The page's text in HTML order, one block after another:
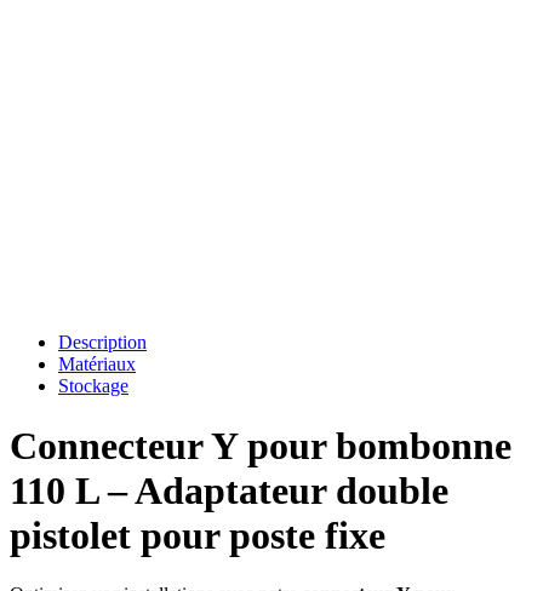
Description
Matériaux
Stockage
Connecteur Y pour bombonne
110 L – Adaptateur double
pistolet pour poste fixe